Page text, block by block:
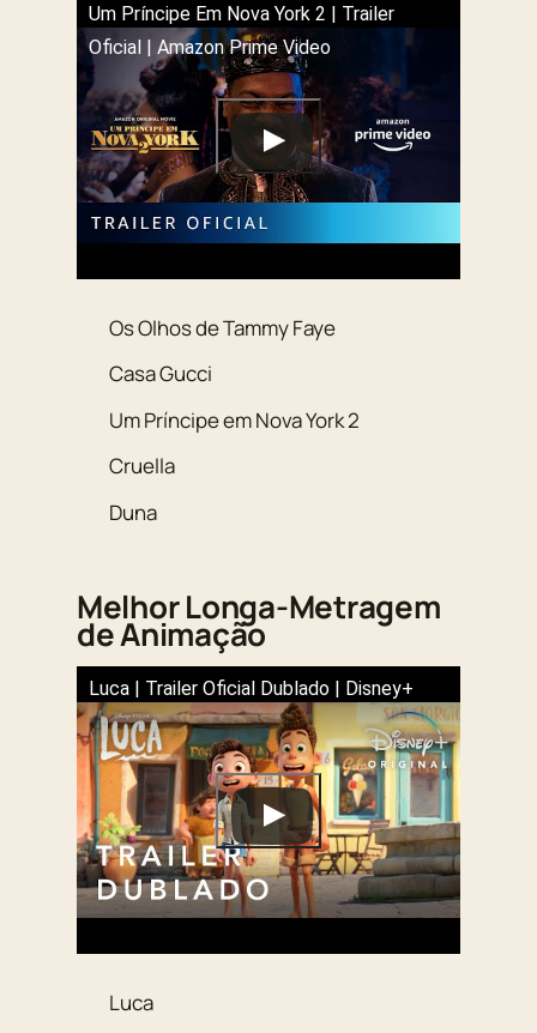
Um Príncipe Em Nova York 2 | Trailer
Oficial | Amazon Prime Video
Os Olhos de Tammy Faye
Casa Gucci
Um Príncipe em Nova York 2
Cruella
Duna
Melhor Longa-Metragem
de Animação
Luca | Trailer Oficial Dublado | Disney+
Luca